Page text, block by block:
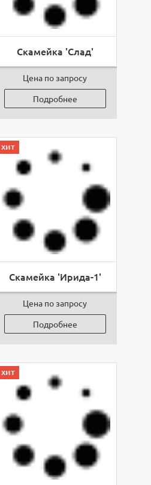
Скамейка 'Слад'
Цена по запросу
Подробнее
хит
Скамейка 'Ирида-1'
Цена по запросу
Подробнее
хит